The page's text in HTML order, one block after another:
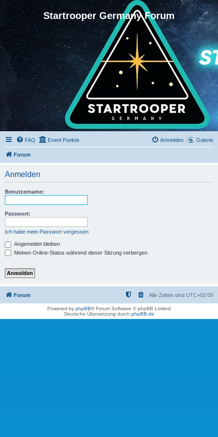
Startrooper Germany Forum
Galerie
FAQ Event Punkte Anmelden
Forum
Anmelden
Benutzername:
Passwort:
Ich habe mein Passwort vergessen
Angemeldet bleiben
Meinen Online-Status während dieser Sitzung verbergen
Forum Alle Zeiten sind UTC+02:00
Powered by phpBB® Forum Software © phpBB Limited
Deutsche Übersetzung durch phpBB.de